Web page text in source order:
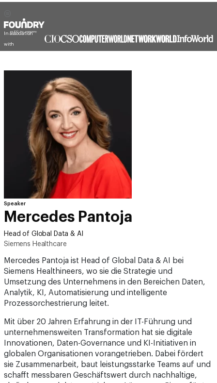
In association
with
Speaker
Mercedes Pantoja
Head of Global Data & AI
Siemens Healthcare
Mercedes Pantoja ist Head of Global Data & AI bei
Siemens Healthineers, wo sie die Strategie und
Umsetzung des Unternehmens in den Bereichen Daten,
Analytik, KI, Automatisierung und intelligente
Prozessorchestrierung leitet.
Mit über 20 Jahren Erfahrung in der IT-Führung und
unternehmensweiten Transformation hat sie digitale
Innovationen, Daten-Governance und KI-Initiativen in
globalen Organisationen vorangetrieben. Dabei fördert
sie Zusammenarbeit, baut leistungsstarke Teams auf und
schafft messbaren Geschäftswert durch nachhaltige,